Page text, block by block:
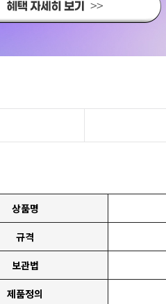
상품명
규격
보관법
제품정의